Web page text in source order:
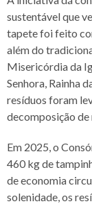
sustentável que
tapete foi feito
além do
Misericórdia da
Senhora, Rainha
resíduos foram
decomposição
Em 2025, o
460 kg de
de economia
solenidade, os